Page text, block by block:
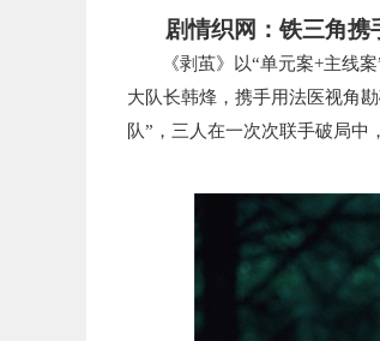
剧情织网：铁三角
《剥茧》以“单元案+主线
大队长韩烽， 携手用法医视角
队”，三人在一次次联手破局中